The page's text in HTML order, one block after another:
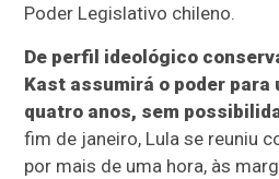
Poder Legislativo chileno.
De perfil ideológico
Kast assumirá o poder para
quatro anos, sem
fim de janeiro, Lula se reuniu
por mais de uma hora, às